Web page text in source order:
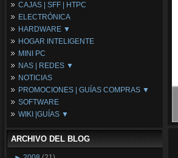
CAJAS | SFF | HTPC
ELECTRÓNICA
HARDWARE ▼
Fuentes de Alimentación
Memória RAM
Placas Base
Procesadores
Periféricos
Refrigeración
Tarjetas Gráficas
HOGAR INTELIGENTE
MINI PC
NAS | REDES ▼
NAS
Espacio Synology
Redes
NOTICIAS
PROMOCIONES | GUÍAS COMPRAS ▼
Configuraciones Ordenadores
Guías de Compras
SOFTWARE
WIKI |GUÍAS ▼
Wikipedia
ARCHIVO DEL BLOG